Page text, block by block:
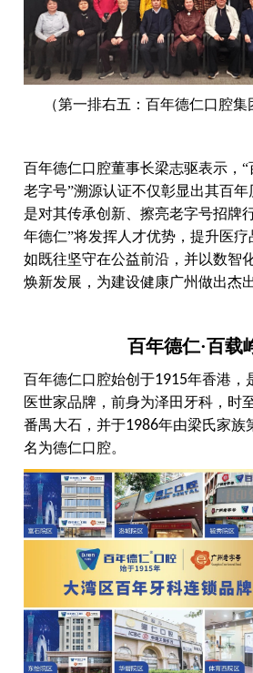
（第一排右五：百年德仁口腔集
百年德仁口腔董事长梁志驱表示，“
老字号”溯源认证不仅彰显出其百
是对其传承创新、擦亮老字号招牌
年德仁”将发挥人才优势，提升医
如既往坚守在公益前沿，并以数智
焕新发展，为建设健康广州做出杰
百年德仁·百载
百年德仁口腔始创于1915年香港，
医世家品牌，前身为泽田牙科，时
番禺大石，并于1986年由梁氏家族
名为德仁口腔。